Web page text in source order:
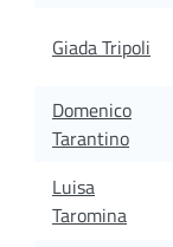
Giada Tripoli
Domenico
Tarantino
Luisa
Taromina